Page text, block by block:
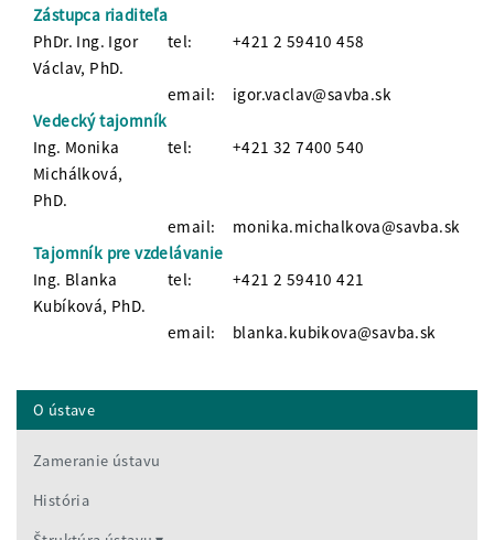
Zástupca riaditeľa
PhDr. Ing. Igor
Václav, PhD.
tel: +421 2 59410 458
email:
igor.vaclav@savba.sk
Vedecký tajomník
Ing. Monika
Michálková,
PhD.
tel: +421 32 7400 540
email:
monika.michalkova@savba.sk
Tajomník pre vzdelávanie
Ing. Blanka
Kubíková, PhD.
tel: +421 2 59410 421
email: blanka.kubikova@savba.sk
O ústave
Zameranie ústavu
História